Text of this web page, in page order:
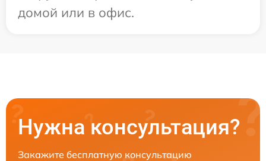
домой или в офис.
Нужна консультация?
Закажите бесплатную консультацию